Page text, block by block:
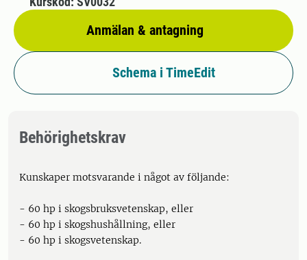
Anmälan & antagning
Schema i TimeEdit
Behörighetskrav
Kunskaper motsvarande i något av följande:
- 60 hp i skogsbruksvetenskap, eller
- 60 hp i skogshushållning, eller
- 60 hp i skogsvetenskap.